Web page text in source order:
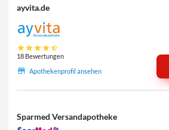
ayvita.de
18 Bewertungen
Apothekenprofil ansehen
Sparmed Versandapotheke